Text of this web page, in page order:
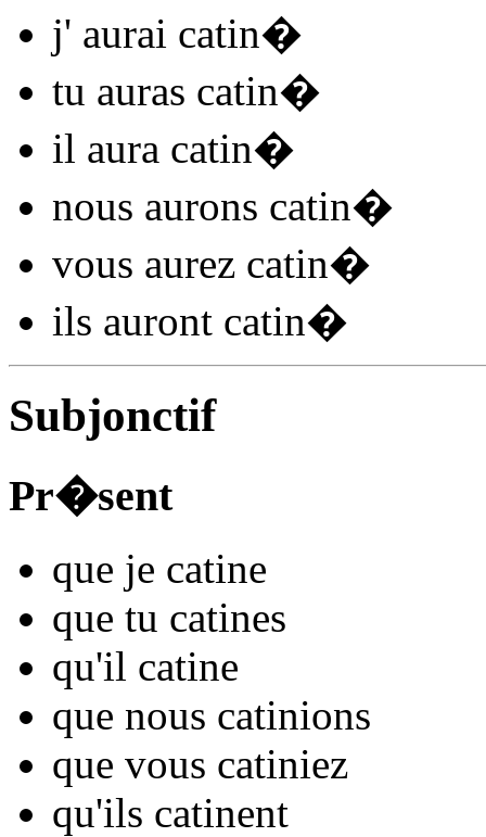
j' aurai catin�
tu auras catin�
il aura catin�
nous aurons catin�
vous aurez catin�
ils auront catin�
Subjonctif
Pr�sent
que je catine
que tu catines
qu'il catine
que nous catinions
que vous catiniez
qu'ils catinent